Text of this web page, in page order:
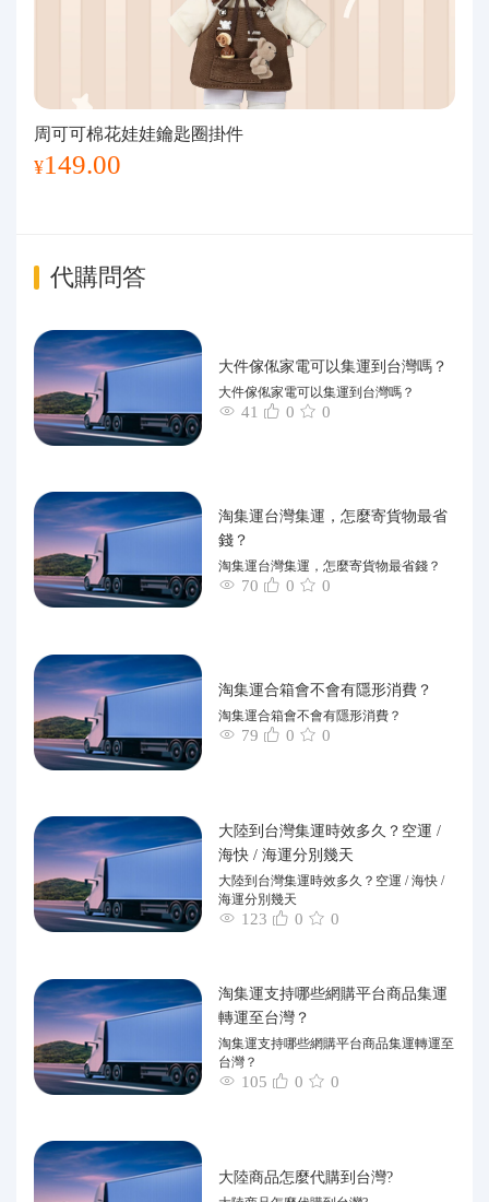
周可可棉花娃娃鑰匙圈掛件
¥149.00
代購問答
大件傢俬家電可以集運到台灣嗎？
大件傢俬家電可以集運到台灣嗎？
41 0 0
淘集運台灣集運，怎麼寄貨物最省
錢？
淘集運台灣集運，怎麼寄貨物最省錢？
70 0 0
淘集運合箱會不會有隱形消費？
淘集運合箱會不會有隱形消費？
79 0 0
大陸到台灣集運時效多久？空運 /
海快 / 海運分別幾天
大陸到台灣集運時效多久？空運 / 海快 /
海運分別幾天
123 0 0
淘集運支持哪些網購平台商品集運
轉運至台灣？
淘集運支持哪些網購平台商品集運轉運至
台灣？
105 0 0
大陸商品怎麼代購到台灣?